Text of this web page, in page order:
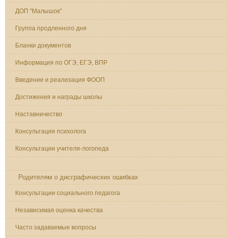
ДОП "Малышок"
Группа продленного дня
Бланки документов
Информация по ОГЭ, ЕГЭ, ВПР
Введение и реализация ФООП
Достижения и награды школы
Наставничество
Консультация психолога
Консультации учителя-логопеда
Родителям о дисграфических ошибках
Консультации социального педагога
Независимая оценка качества
Часто задаваемые вопросы